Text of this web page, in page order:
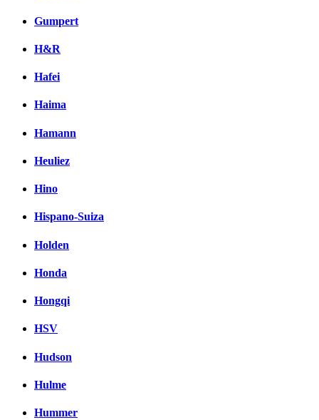
Gumpert
H&R
Hafei
Haima
Hamann
Heuliez
Hino
Hispano-Suiza
Holden
Honda
Hongqi
HSV
Hudson
Hulme
Hummer